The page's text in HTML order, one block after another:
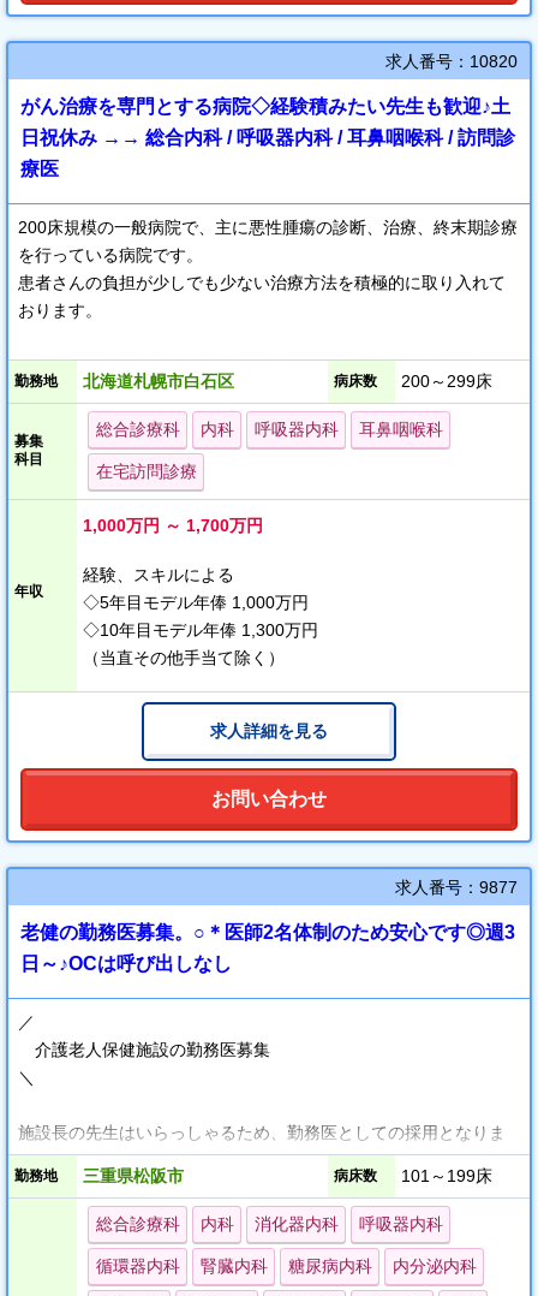
求人番号：10820
がん治療を専門とする病院◇経験積みたい先生も歓迎♪土
日祝休み →→ 総合内科 / 呼吸器内科 / 耳鼻咽喉科 / 訪問診
療医
200床規模の一般病院で、主に悪性腫瘍の診断、治療、終末期診療
を行っている病院です。
患者さんの負担が少しでも少ない治療方法を積極的に取り入れて
おります。
札幌市内の急性期・民間病院では珍しく、土日祝日休診の病院で
す。
病院は札幌市の中心部からほど近い立地です。
最寄り駅から徒歩で約10分と、公共交通機関での通勤も大変便利
職員用の駐車場利用が無料のため、お車で通勤されている方も多
くいらっしゃいます。
勤務地 北海道札幌市白石区 病床数 200～299床
募集
科目
総合診療科 内科 呼吸器内科 耳鼻咽喉科
在宅訪問診療
年収
1,000万円 ～ 1,700万円
経験、スキルによる
◇5年目モデル年俸 1,000万円
◇10年目モデル年俸 1,300万円
（当直その他手当て除く）
求人詳細を見る
お問い合わせ
求人番号：9877
老健の勤務医募集。○＊医師2名体制のため安心です◎週3
日～♪OCは呼び出しなし
／
介護老人保健施設の勤務医募集
＼
施設長の先生はいらっしゃるため、勤務医としての採用となりま
す。
◎年齢不問
◎経験不問
◎科目不問
勤務地 三重県松阪市 病床数 101～199床
総合診療科 内科 消化器内科 呼吸器内科
循環器内科 腎臓内科 糖尿病内科 内分泌内科